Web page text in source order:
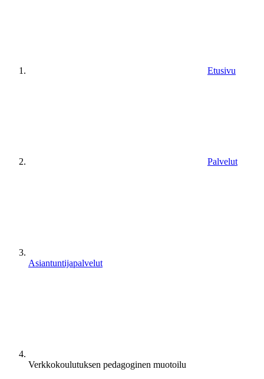
Etusivu
Palvelut
Asiantuntijapalvelut
Verkkokoulutuksen pedagoginen muotoilu